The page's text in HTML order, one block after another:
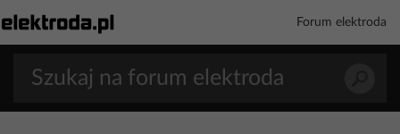
Forum elektroda